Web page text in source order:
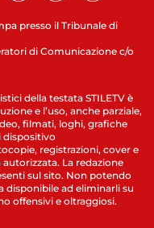
presso il Tribunale di
di Comunicazione c/o
della testata STILETV è
e l’uso, anche parziale,
filmati, loghi, grafiche
dispositivo
registrazioni, cover e
La redazione
sul sito. Non potendo
ad eliminarli su
offensivi e oltraggiosi.